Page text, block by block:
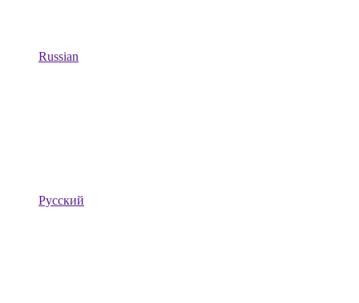
Russian
Русский